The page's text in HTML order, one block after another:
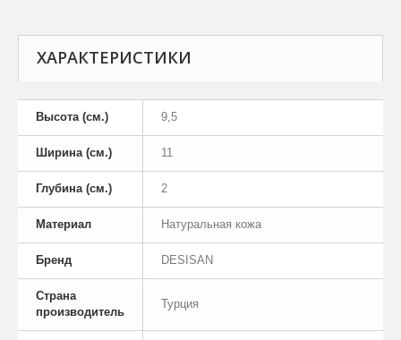
ХАРАКТЕРИСТИКИ
Высота (см.) 9,5
Ширина (см.) 11
Глубина (см.) 2
Материал Натуральная кожа
Бренд DESISAN
Страна
производитель
Турция